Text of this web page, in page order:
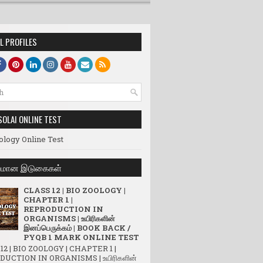
PROFILES
ONLINE TEST
Online Test
இடுகைகள்
CLASS 12 | BIO ZOOLOGY |
CHAPTER 1 |
REPRODUCTION IN
ORGANISMS | உயிரிகளின்
இனப்பெருக்கம் | BOOK BACK /
PYQB 1 MARK ONLINE TEST
| BIO ZOOLOGY | CHAPTER 1 |
IN ORGANISMS | உயிரிகளின்